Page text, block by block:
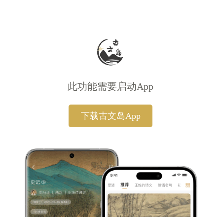
此功能需要启动App
下载古文岛App